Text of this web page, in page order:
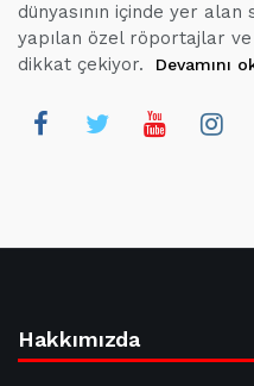
dünyasının içinde yer
yapılan özel röportajlar
dikkat çekiyor.
Devamını
Hakkımızda